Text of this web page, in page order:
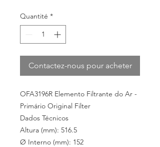
Quantité *
Contactez-nous pour acheter
OFA3196R Elemento Filtrante do Ar -
Primário Original Filter
Dados Técnicos
Altura (mm): 516.5
Ø Interno (mm): 152